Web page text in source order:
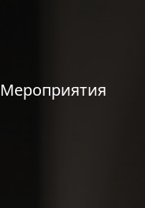
Мероприятия